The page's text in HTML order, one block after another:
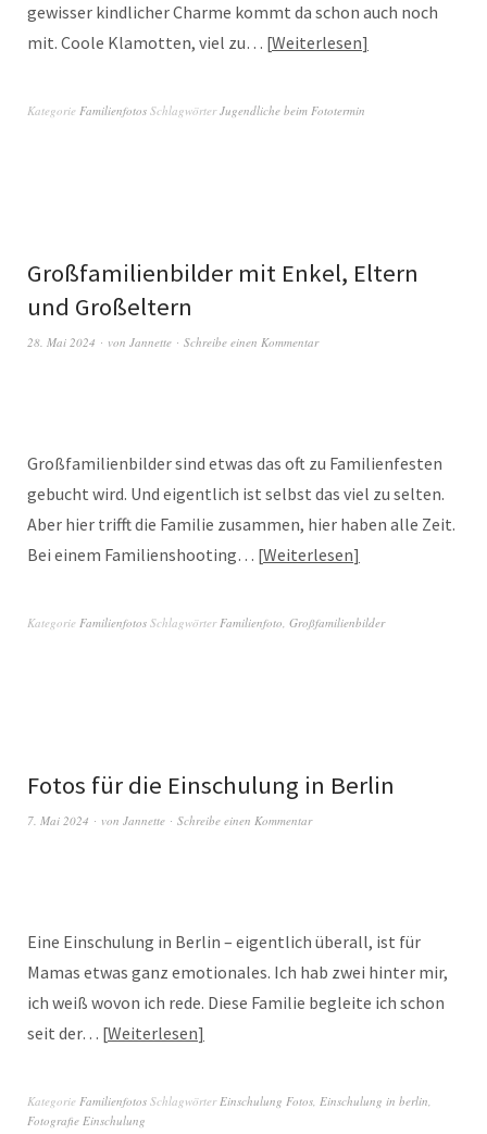
gewisser kindlicher Charme kommt da schon auch noch
mit. Coole Klamotten, viel zu… Weiterlesen
Kategorie Familienfotos SchlagwörterJugendliche beim Fototermin
Großfamilienbilder mit Enkel, Eltern
und Großeltern
28. Mai 2024 von Jannette Schreibe einen Kommentar
Großfamilienbilder sind etwas das oft zu Familienfesten
gebucht wird. Und eigentlich ist selbst das viel zu selten.
Aber hier trifft die Familie zusammen, hier haben alle Zeit.
Bei einem Familienshooting… Weiterlesen
Kategorie Familienfotos SchlagwörterFamilienfoto, Großfamilienbilder
Fotos für die Einschulung in Berlin
7. Mai 2024 von Jannette Schreibe einen Kommentar
Eine Einschulung in Berlin – eigentlich überall, ist für
Mamas etwas ganz emotionales. Ich hab zwei hinter mir,
ich weiß wovon ich rede. Diese Familie begleite ich schon
seit der… Weiterlesen
Kategorie Familienfotos SchlagwörterEinschulung Fotos, Einschulung in berlin,
Fotografie Einschulung